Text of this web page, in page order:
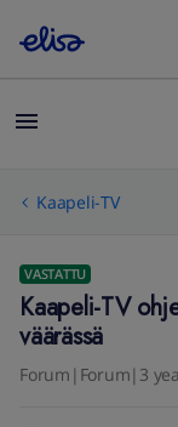
Kaapeli-TV
VASTATTU
Kaapeli-TV
väärässä
Forum|Forum|3